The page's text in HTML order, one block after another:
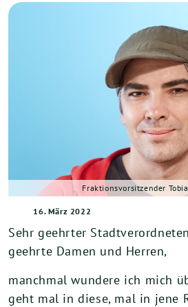
Fraktionsvorsitzender
16. März 2022
Sehr geehrter
geehrte Damen und Herren,
manchmal wundere ich mich
geht mal in diese, mal in jene